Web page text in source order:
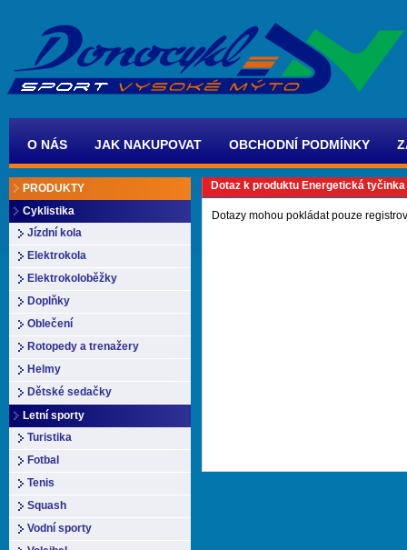
O NÁS JAK NAKUPOVAT OBCHODNÍ PODMÍNKY
PRODUKTY
Cyklistika
Jízdní kola
Elektrokola
Elektrokoloběžky
Doplňky
Oblečení
Rotopedy a trenažery
Helmy
Dětské sedačky
Letní sporty
Turistika
Fotbal
Tenis
Squash
Vodní sporty
Dotaz k produktu Energetická tyčinka
Dotazy mohou pokládat pouze